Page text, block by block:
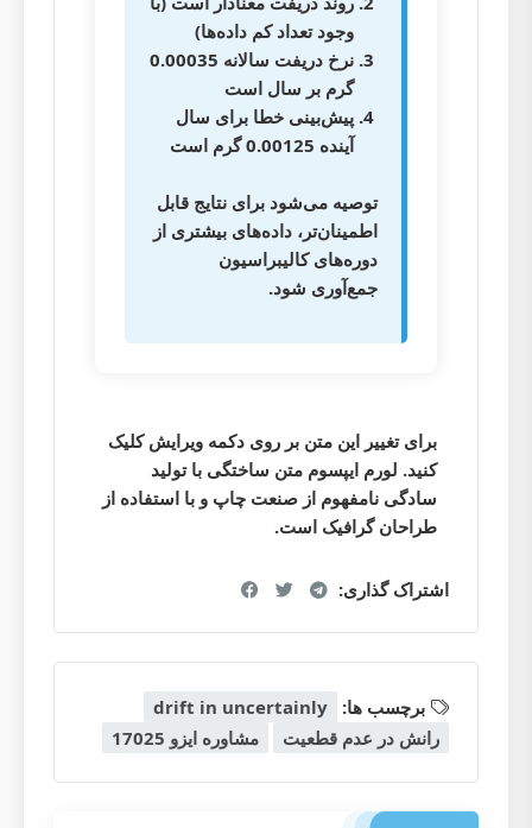
وجود تعداد کم داده‌ها)
نرخ دریفت سالانه 0.00035
گرم بر سال است
پیش‌بینی خطا برای سال
آینده 0.00125 گرم است
توصیه می‌شود برای نتایج قابل
اطمینان‌تر، داده‌های بیشتری از
دوره‌های کالیبراسیون
جمع‌آوری شود.
برای تغییر این متن بر روی دکمه ویرایش کلیک
کنید. لورم ایپسوم متن ساختگی با تولید
سادگی نامفهوم از صنعت چاپ و با استفاده از
طراحان گرافیک است.
اشتراک گذاری:
برچسب ها:
drift in uncertainly
رانش در عدم قطعیت
مشاوره ایزو 17025